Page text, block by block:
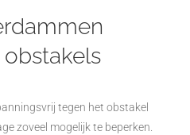
tegen het obstakel
zoveel mogelijk te beperken.